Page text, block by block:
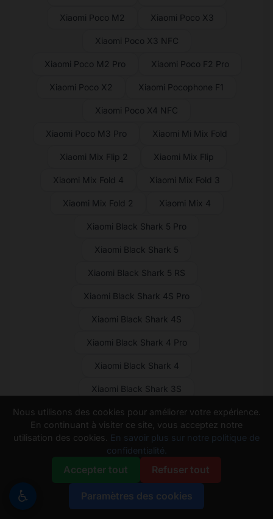
Xiaomi Poco M2 Xiaomi Poco X3
Xiaomi Poco X3 NFC
Xiaomi Poco M2 Pro Xiaomi Poco F2 Pro
Xiaomi Poco X2 Xiaomi Pocophone F1
Xiaomi Poco X4 NFC
Xiaomi Poco M3 Pro Xiaomi Mi Mix Fold
Xiaomi Mix Flip 2 Xiaomi Mix Flip
Xiaomi Mix Fold 4 Xiaomi Mix Fold 3
Xiaomi Mix Fold 2 Xiaomi Mix 4
Xiaomi Black Shark 5 Pro
Xiaomi Black Shark 5
Xiaomi Black Shark 5 RS
Xiaomi Black Shark 4S Pro
Xiaomi Black Shark 4S
Xiaomi Black Shark 4 Pro
Xiaomi Black Shark 4
Xiaomi Black Shark 3S
Xiaomi Black Shark 3 Pro
Xiaomi Black Shark 3
Xiaomi Black Shark 2 Pro
Xiaomi Black Shark 2
♿
Nous utilisons des cookies pour améliorer votre expérience.
En continuant à visiter ce site, vous acceptez notre
utilisation des cookies.
En savoir plus sur notre politique de
confidentialité.
Accepter tout Refuser tout
Paramètres des cookies